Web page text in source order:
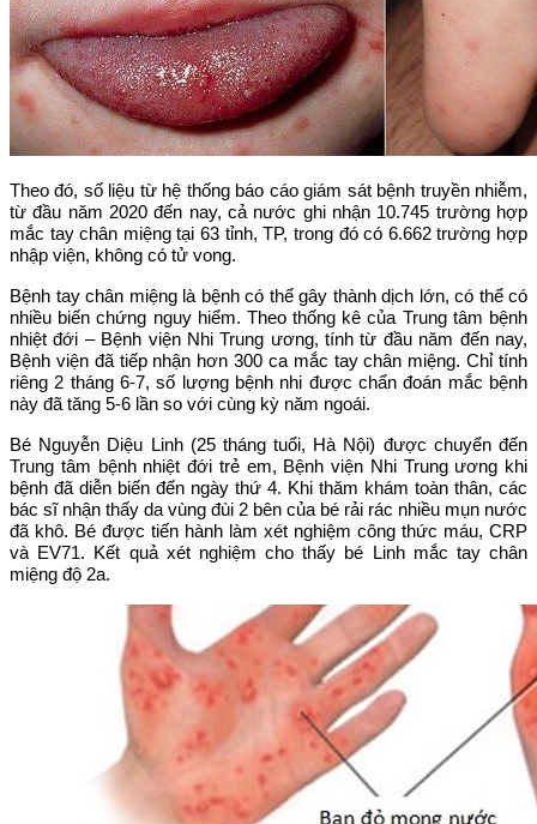
Theo đó, số liệu từ hệ thống báo cáo giám sát bệnh truyền nhiễm,
từ đầu năm 2020 đến nay, cả nước ghi nhận 10.745 trường hợp
mắc tay chân miệng tại 63 tỉnh, TP, trong đó có 6.662 trường hợp
nhập viện, không có tử vong.
Bệnh tay chân miệng là bệnh có thể gây thành dịch lớn, có thể có
nhiều biến chứng nguy hiểm. Theo thống kê của Trung tâm bệnh
nhiệt đới – Bệnh viện Nhi Trung ương, tính từ đầu năm đến nay,
Bệnh viện đã tiếp nhận hơn 300 ca mắc tay chân miệng. Chỉ tính
riêng 2 tháng 6-7, số lượng bệnh nhi được chẩn đoán mắc bệnh
này đã tăng 5-6 lần so với cùng kỳ năm ngoái.
Bé Nguyễn Diệu Linh (25 tháng tuổi, Hà Nội) được chuyển đến
Trung tâm bệnh nhiệt đới trẻ em, Bệnh viện Nhi Trung ương khi
bệnh đã diễn biến đến ngày thứ 4. Khi thăm khám toàn thân, các
bác sĩ nhận thấy da vùng đùi 2 bên của bé rải rác nhiều mụn nước
đã khô. Bé được tiến hành làm xét nghiệm công thức máu, CRP
và EV71. Kết quả xét nghiệm cho thấy bé Linh mắc tay chân
miệng độ 2a.